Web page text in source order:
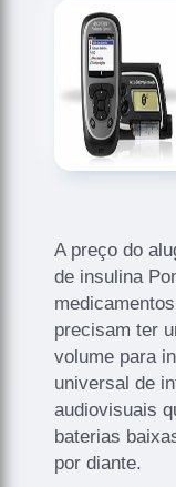
A preço do
de insulina
precisam ter
volume para
universal de
audiovisuais
baterias
por diante.